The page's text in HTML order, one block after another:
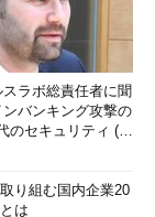
ラボ総責任者に聞
ンバンキング攻撃の
のセキュリティ (1/
り組む国内企業20
は